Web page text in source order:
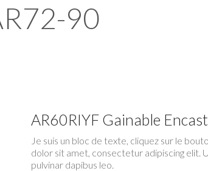
90
AR60RIYF Gainable
Je suis un bloc de texte, cliquez sur le
dolor sit amet, consectetur adipiscing elit.
pulvinar dapibus leo.